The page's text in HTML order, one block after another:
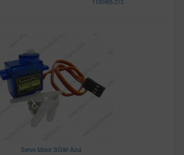
1100465-213
Servo Motor SG90 Azul